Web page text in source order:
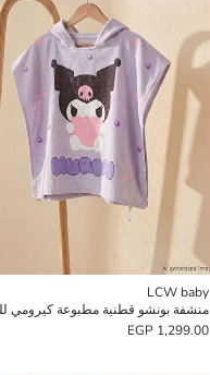
LCW baby
منشفة بونشو قطنية مطبوعة كيرومي
1,299.00 EGP